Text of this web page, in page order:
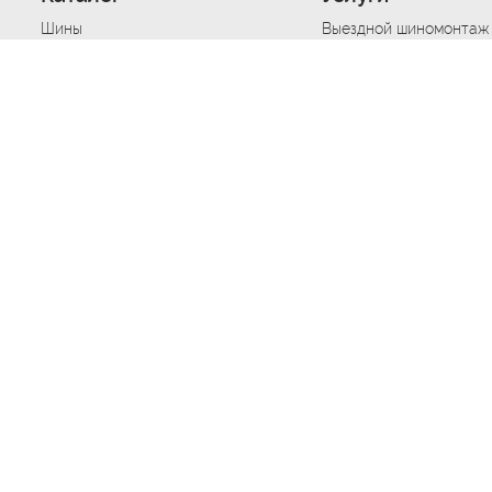
Шины
Выездной шиномонтаж